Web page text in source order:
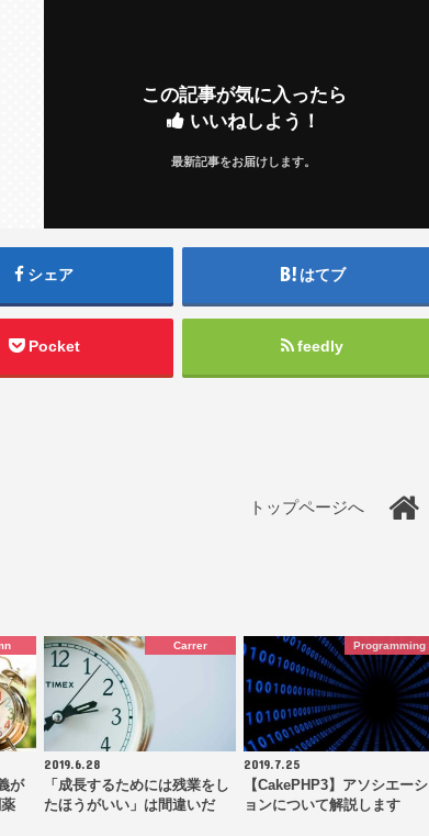
この記事が気に入ったら
いいねしよう！
最新記事をお届けします。
シェア はてブ
Pocket feedly
トップページへ
が
Carrer
2019.6.28
「成長するためには残業をし
たほうがいい」は間違いだ
Programming
2019.7.25
【CakePHP3】アソシエーシ
ョンについて解説します